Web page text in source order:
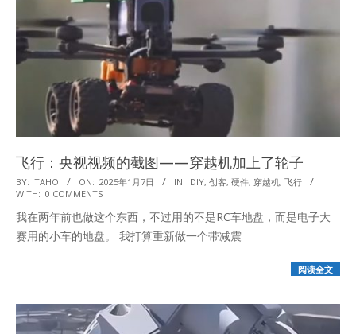
飞行：央视视频的截图——穿越机加上了轮子
2025-
01-
07
BY: TAHO ON: 2025年1月7日 IN: DIY, 创客, 硬件, 穿越机, 飞行
WITH: 0 COMMENTS
我在两年前也做这个东西，不过用的不是RC车地盘，而是电子大
赛用的小车的地盘。 我打算重新做一个带减震
阅读全文